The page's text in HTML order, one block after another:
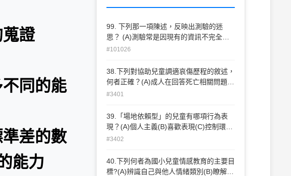
證
同的能
差的數
能力
99. 下列那一項陳述，反映出測驗的迷
思？ (A)測驗常是因現有的資訊不完全時
才額外作的蒐證 (B)測驗的設計與實施都
個測驗題應同時測出許多不同的能力，才
算有效率 (D)測驗的分數要與常模做分析
#101026
38.下列對協助兒童調適哀傷歷程的敘述，
何者正確？(A)成人在回答死亡相關問題
上，應當要坦率、簡單與真實(B)成人應該
免兒童過度傷心(C)成人不應縱容孩子因哀
傷事件所出現的退化行為或不正常的發脾
#3401
39.「場地依賴型」的兒童有哪項行為表
現？(A)個人主義(B)喜歡表現(C)控制環境
(D)敏感順從
#3402
40.下列何者為國小兒童情感教育的主要目
標?(A)辨識自己與他人情緒類別(B)瞭解情